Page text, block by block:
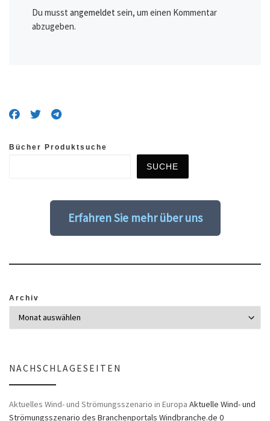
Du musst angemeldet sein, um einen Kommentar
abzugeben.
Bücher Produktsuche
SUCHE
Erfahren Sie mehr über uns
Archiv
NACHSCHLAGESEITEN
Aktuelles Wind- und Strömungsszenario in Europa Aktuelle Wind- und
Strömungsszenario des Branchenportals Windbranche.de 0